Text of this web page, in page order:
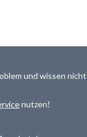
und wissen nicht
nutzen!